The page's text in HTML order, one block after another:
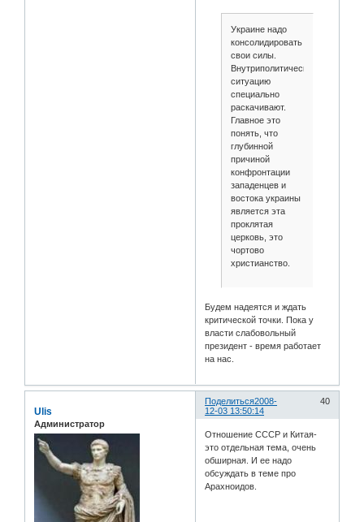
Украине надо
консолидировать
свои силы.
Внутриполитическую
ситуацию
специально
раскачивают.
Главное это
понять, что
глубинной
причиной
конфронтации
западенцев и
востока украины
является эта
проклятая
церковь, это
чортово
христианство.
Будем надеятся и ждать
критической точки. Пока у
власти слабовольный
президент - время работает
на нас.
Поделиться 40
2008-
12-03 13:50:14
Ulis
Администратор
Отношение СССР и Китая-
это отдельная тема, очень
обширная. И ее надо
обсуждать в теме про
Арахноидов.